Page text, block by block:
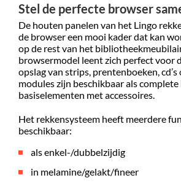
Stel de perfecte browser
De houten panelen van het Lingo
de browser een mooi kader dat kan
op de rest van het
browsermodel leent zich perfect voor
opslag van strips, prentenboeken, cd’s
modules zijn beschikbaar als
basiselementen met accessoires.
Het rekkensysteem heeft meerdere
beschikbaar:
als enkel-/dubbelzijdig
in melamine/gelakt/fineer